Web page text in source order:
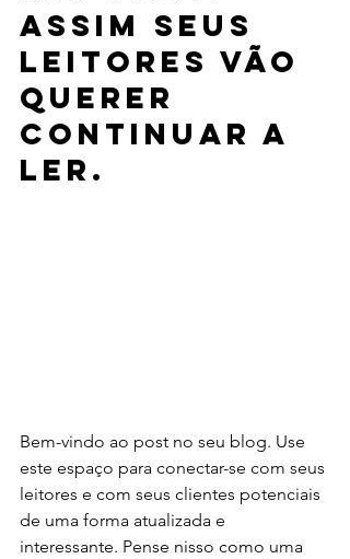
Assim seus
leitores vão
querer
continuar a
ler.
Bem-vindo ao post no seu blog. Use
este espaço para conectar-se com seus
leitores e com seus clientes potenciais
de uma forma atualizada e
interessante. Pense nisso como uma